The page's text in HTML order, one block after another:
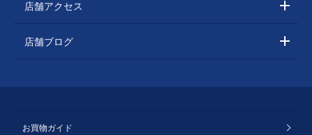
店舗アクセス
店舗ブログ
お買物ガイド